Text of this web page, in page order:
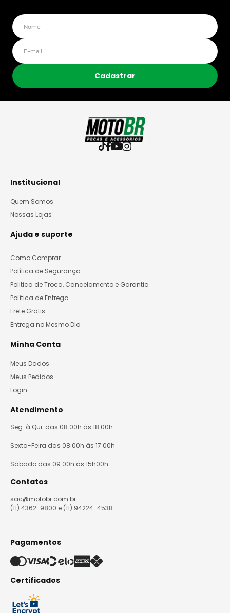
Cadastrar
Institucional
Quem Somos
Nossas Lojas
Ajuda e suporte
Como Comprar
Política de Segurança
Politica de Troca, Cancelamento e Garantia
Política de Entrega
Frete Grátis
Entrega no Mesmo Dia
Minha Conta
Meus Dados
Meus Pedidos
Login
Atendimento
Seg. à Qui. das 08:00h às 18:00h
Sexta-Feira das 08:00h às 17:00h
Sábado das 09:00h às 15h00h
Contatos
sac@motobr.com.br
(11) 4362-9800 e (11) 94224-4538
Pagamentos
Certificados